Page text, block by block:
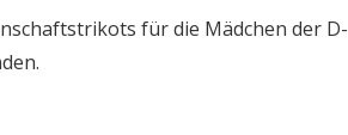
für die Mädchen der D-